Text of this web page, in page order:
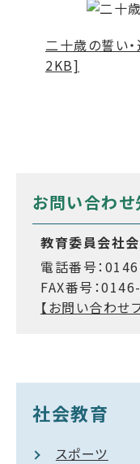
二十歳の誓い
2KB]
お問い合わせ
教育委員会社
電話番号：
FAX番号：
【お問い合わせ
社会教育
スポーツ